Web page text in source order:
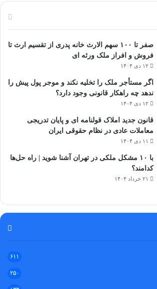
صفر تا ۱۰۰ سهم الارث خانه پدری از تقسیم ارث تا
فروش و افراز ملک ورثه ای
۱۲ دی ۱۴۰۴
اگر مستأجر ملک را تخلیه نکند و موجر پول پیش را
ندهد چه راهکار قانونی وجود دارد؟
۱۲ دی ۱۴۰۴
قانون جدید املاک قولنامه ای و پایان تدریجی
معاملات عادی در نظام حقوقی ایران
۱۱ دی ۱۴۰۴
با ۱۰ مشکل ملکی در تهران آشنا شوید | راه حل‌ها
کدامند؟
۲۱ خرداد ۱۴۰۴
۶۱۱
۲۵۰